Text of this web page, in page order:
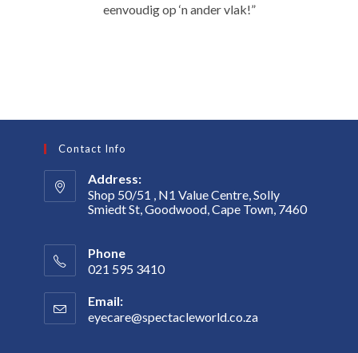
eenvoudig op ‘n ander vlak!”
Contact Info
Address:
Shop 50/51 , N1 Value Centre, Solly
Smiedt St, Goodwood, Cape Town, 7460
Phone
021 595 3410
Email:
eyecare@spectacleworld.co.za